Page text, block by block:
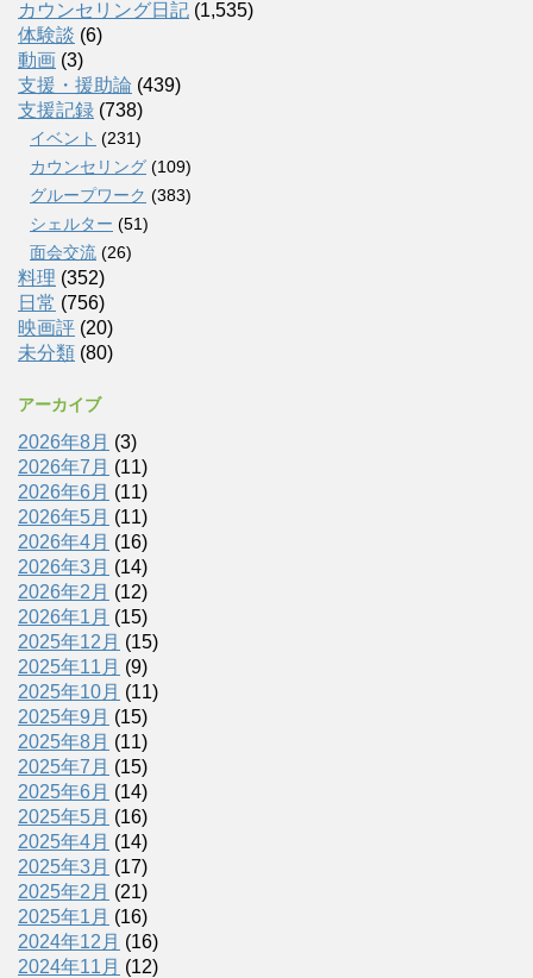
カウンセリング日記 (1,535)
体験談 (6)
動画 (3)
支援・援助論 (439)
支援記録 (738)
イベント (231)
カウンセリング (109)
グループワーク (383)
シェルター (51)
面会交流 (26)
料理 (352)
日常 (756)
映画評 (20)
未分類 (80)
アーカイブ
2026年8月 (3)
2026年7月 (11)
2026年6月 (11)
2026年5月 (11)
2026年4月 (16)
2026年3月 (14)
2026年2月 (12)
2026年1月 (15)
2025年12月 (15)
2025年11月 (9)
2025年10月 (11)
2025年9月 (15)
2025年8月 (11)
2025年7月 (15)
2025年6月 (14)
2025年5月 (16)
2025年4月 (14)
2025年3月 (17)
2025年2月 (21)
2025年1月 (16)
2024年12月 (16)
2024年11月 (12)